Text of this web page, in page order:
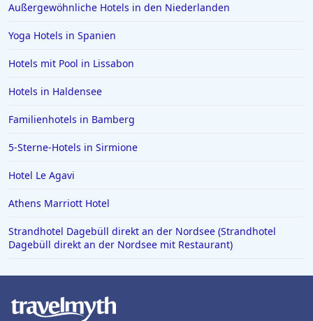
Hotels in Mannheim
Hotels in Ingolstadt
Hotels in Aschaffenburg
Hotels in Ramsau im Zillertal
Hotels in Oberwiesenthal
Außergewöhnliche Hotels in den Niederlanden
Yoga Hotels in Spanien
Hotels mit Pool in Lissabon
Hotels in Haldensee
Familienhotels in Bamberg
5-Sterne-Hotels in Sirmione
Hotel Le Agavi
Athens Marriott Hotel
Strandhotel Dagebüll direkt an der Nordsee (Strandhotel
Dagebüll direkt an der Nordsee mit Restaurant)